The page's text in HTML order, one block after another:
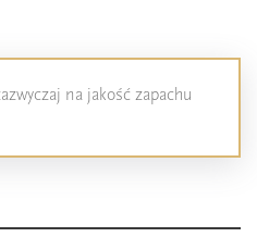
na jakość zapachu